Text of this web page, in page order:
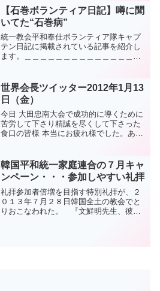
合唱団 第10回ウィンターコン...
【石巻ボランティア日記】噂に聞
いてた“石巻病”
統一教会平和奉仕ボランティア隊キャプ
テン日記に掲載されている記事を紹介し
ます。＿＿＿＿＿＿＿＿＿＿＿＿＿＿＿
介します。 彼は、アメリカに留学して
いる大学生です。2012...
世界会長ツイッター2012年1月13
日（金）
今日 大田忠南大会で成功的に導くために
苦労して下さり精誠を尽くして下さった
食口の皆様 本当にお疲れ様でした。あり
韓国平和統一家庭連合の７月キャ
ンペーン・・・参加しやすい礼拝
礼拝参加者倍増を目指す特別礼拝が、２
０１３年７月２８日韓国全土の教会でと
りおこなわれた。 『文鮮明先生、彼は